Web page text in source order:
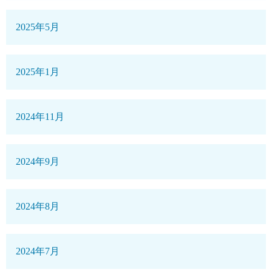
2025年5月
2025年1月
2024年11月
2024年9月
2024年8月
2024年7月